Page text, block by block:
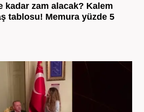
kadar zam alacak? Kalem
tablosu! Memura yüzde 5